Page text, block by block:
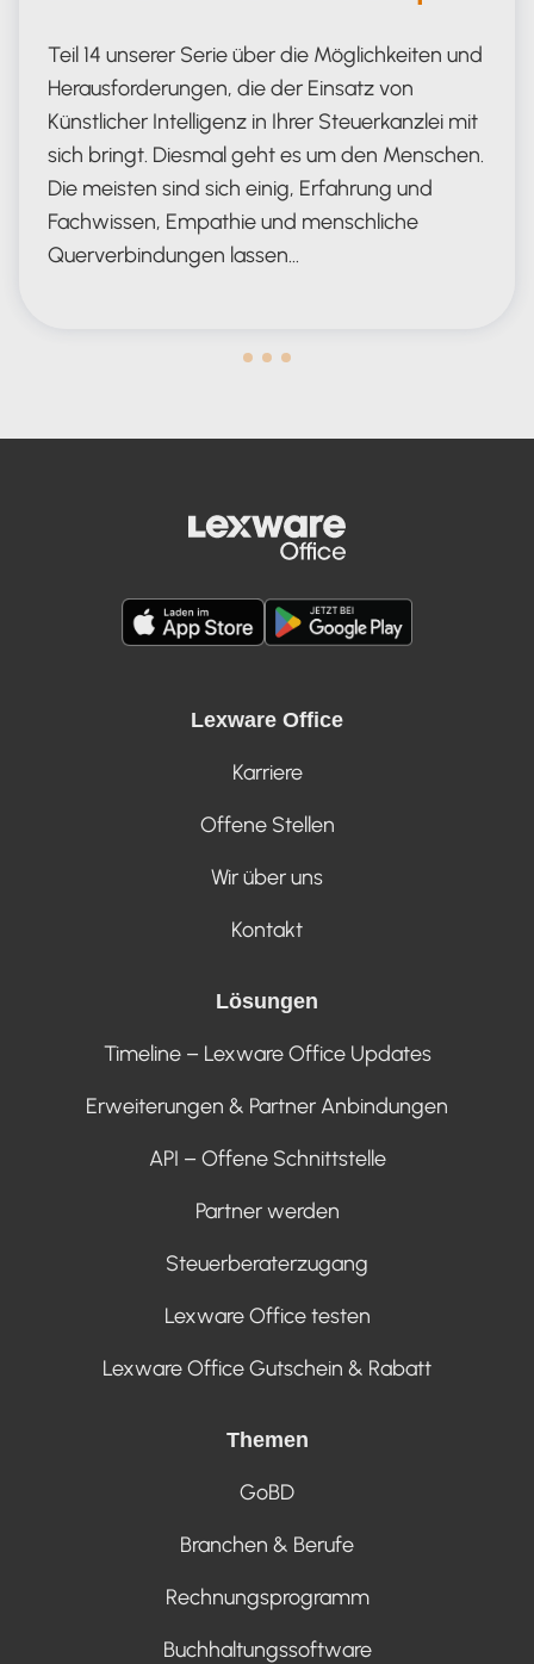
Teil 14 unserer Serie über die Möglichkeiten und
Herausforderungen, die der Einsatz von
Künstlicher Intelligenz in Ihrer Steuerkanzlei mit
sich bringt. Diesmal geht es um den Menschen.
Die meisten sind sich einig, Erfahrung und
Fachwissen, Empathie und menschliche
Querverbindungen lassen…
Lexware Office
Karriere
Offene Stellen
Wir über uns
Kontakt
Lösungen
Timeline – Lexware Office Updates
Erweiterungen & Partner Anbindungen
API – Offene Schnittstelle
Partner werden
Steuerberaterzugang
Lexware Office testen
Lexware Office Gutschein & Rabatt
Themen
GoBD
Branchen & Berufe
Rechnungsprogramm
Buchhaltungssoftware